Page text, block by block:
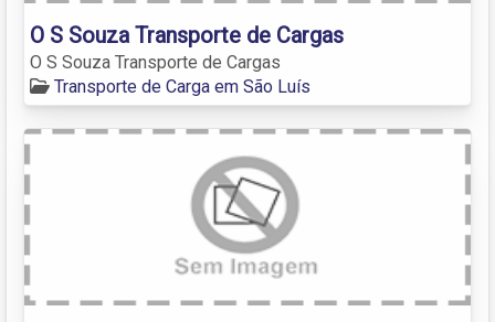
O S Souza Transporte de Cargas
O S Souza Transporte de Cargas
Transporte de Carga em São Luís